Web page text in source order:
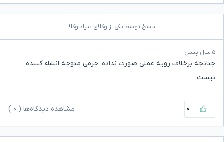
پاسخ توسط یکی از وکلای بنیاد وکلا
۵ سال پیش
چنانچه برخلاف رویه عملی صورت نداده ،جرمی متوجه انشاء کننده
نیست.
۰ مشاهده دیدگاه‌ها ( ۰